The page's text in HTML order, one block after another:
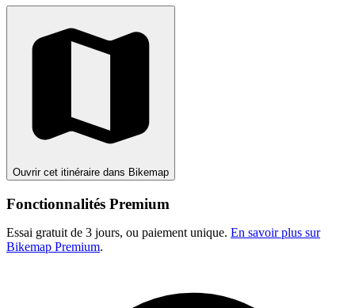
Ouvrir cet itinéraire dans Bikemap
Fonctionnalités Premium
Essai gratuit de 3 jours, ou paiement unique. En savoir plus sur
Bikemap Premium.